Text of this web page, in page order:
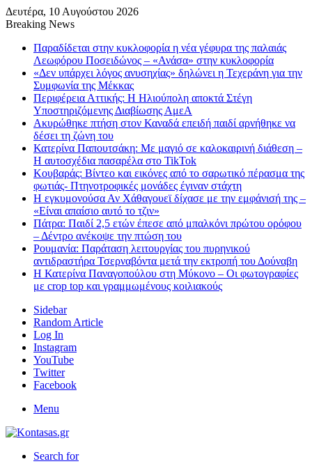
Δευτέρα, 10 Αυγούστου 2026
Breaking News
Παραδίδεται στην κυκλοφορία η νέα γέφυρα της παλαιάς
Λεωφόρου Ποσειδώνος – «Ανάσα» στην κυκλοφορία
«Δεν υπάρχει λόγος ανυσηχίας» δηλώνει η Τεχεράνη για την
Συμφωνία της Μέκκας
Περιφέρεια Αττικής: Η Ηλιούπολη αποκτά Στέγη
Υποστηριζόμενης Διαβίωσης ΑμεΑ
Ακυρώθηκε πτήση στον Καναδά επειδή παιδί αρνήθηκε να
δέσει τη ζώνη του
Κατερίνα Παπουτσάκη: Με μαγιό σε καλοκαιρινή διάθεση –
Η αυτοσχέδια πασαρέλα στο TikTok
Κουβαράς: Βίντεο και εικόνες από το σαρωτικό πέρασμα της
φωτιάς- Πτηνοτροφικές μονάδες έγιναν στάχτη
Η εγκυμονούσα Αν Χάθαγουεϊ δίχασε με την εμφάνισή της –
«Είναι απαίσιο αυτό το τζιν»
Πάτρα: Παιδί 2,5 ετών έπεσε από μπαλκόνι πρώτου ορόφου
– Δέντρο ανέκοψε την πτώση του
Ρουμανία: Παράταση λειτουργίας του πυρηνικού
αντιδραστήρα Τσερναβόντα μετά την εκτροπή του Δούναβη
Η Κατερίνα Παναγοπούλου στη Μύκονο – Οι φωτογραφίες
με crop top και γραμμωμένους κοιλιακούς
Sidebar
Random Article
Log In
Instagram
YouTube
Twitter
Facebook
Menu
Search for